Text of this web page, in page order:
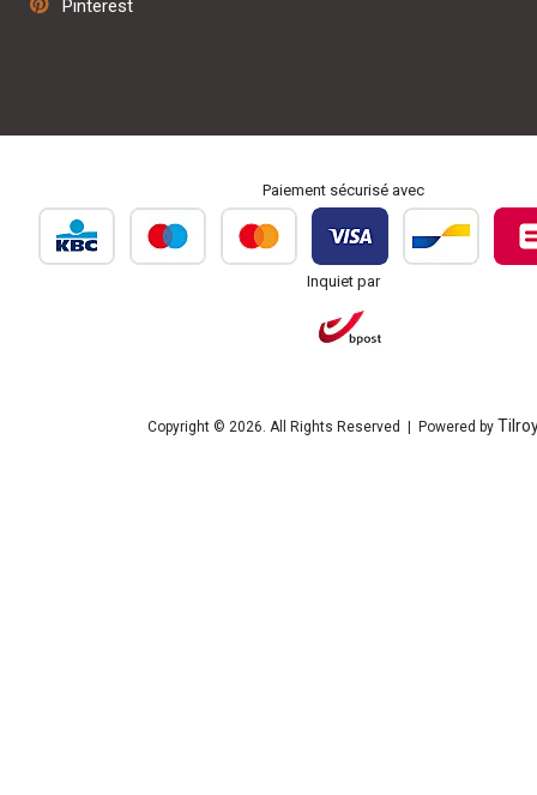
Personnalisation et broderie
Pinterest
Paiement sécurisé avec
Inquiet par
Copyright © 2026. All Rights Reserved | Powered by